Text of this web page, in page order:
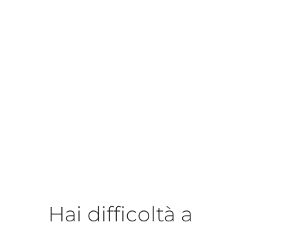
Hai difficoltà a